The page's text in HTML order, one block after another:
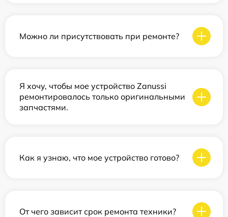
Можно ли присутствовать при ремонте?
Я хочу, чтобы мое устройство Zanussi
ремонтировалось только оригинальными
запчастями.
Как я узнаю, что мое устройство готово?
От чего зависит срок ремонта техники?